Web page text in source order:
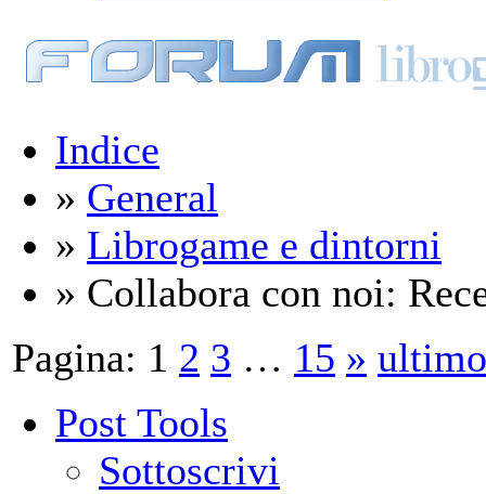
Indice
» General
» Librogame e dintorni
» Collabora con noi:
Pagina: 1 2 3 … 15 » ultimo
Post Tools
Sottoscrivi